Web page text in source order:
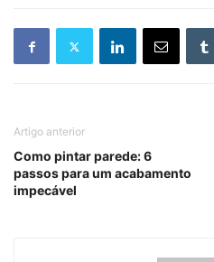
Artigo anterior
Como pintar parede: 6
passos para um acabamento
impecável